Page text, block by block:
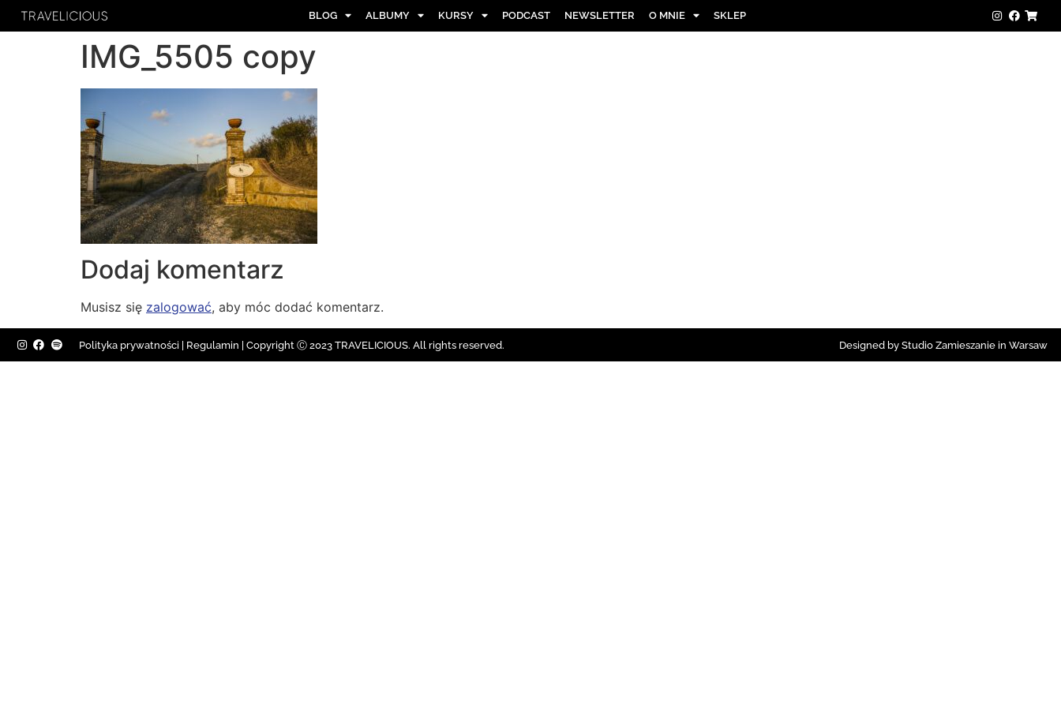
BLOG ALBUMY KURSY PODCAST NEWSLETTER O MNIE SKLEP
IMG_5505 copy
Dodaj komentarz
Musisz się zalogować, aby móc dodać komentarz.
Polityka prywatności Regulamin | Copyright Ⓒ 2023 TRAVELICIOUS. All rights reserved. Designed by Studio Zamieszanie in Warsaw